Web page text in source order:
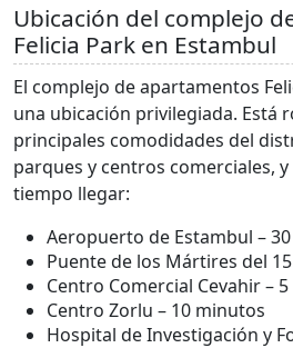
Ubicación del complejo
Felicia Park en Estambul
El complejo de apartamentos
una ubicación privilegiada. Está
principales comodidades del
parques y centros comerciales,
tiempo llegar:
Aeropuerto de Estambul –
Puente de los Mártires del
Centro Comercial Cevahir –
Centro Zorlu – 10 minutos
Hospital de Investigación y